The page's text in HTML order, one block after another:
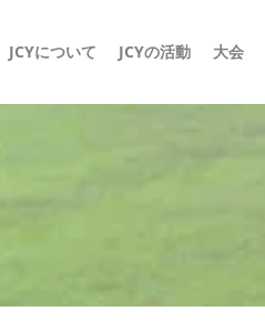
JCYについて JCYの活動 大会